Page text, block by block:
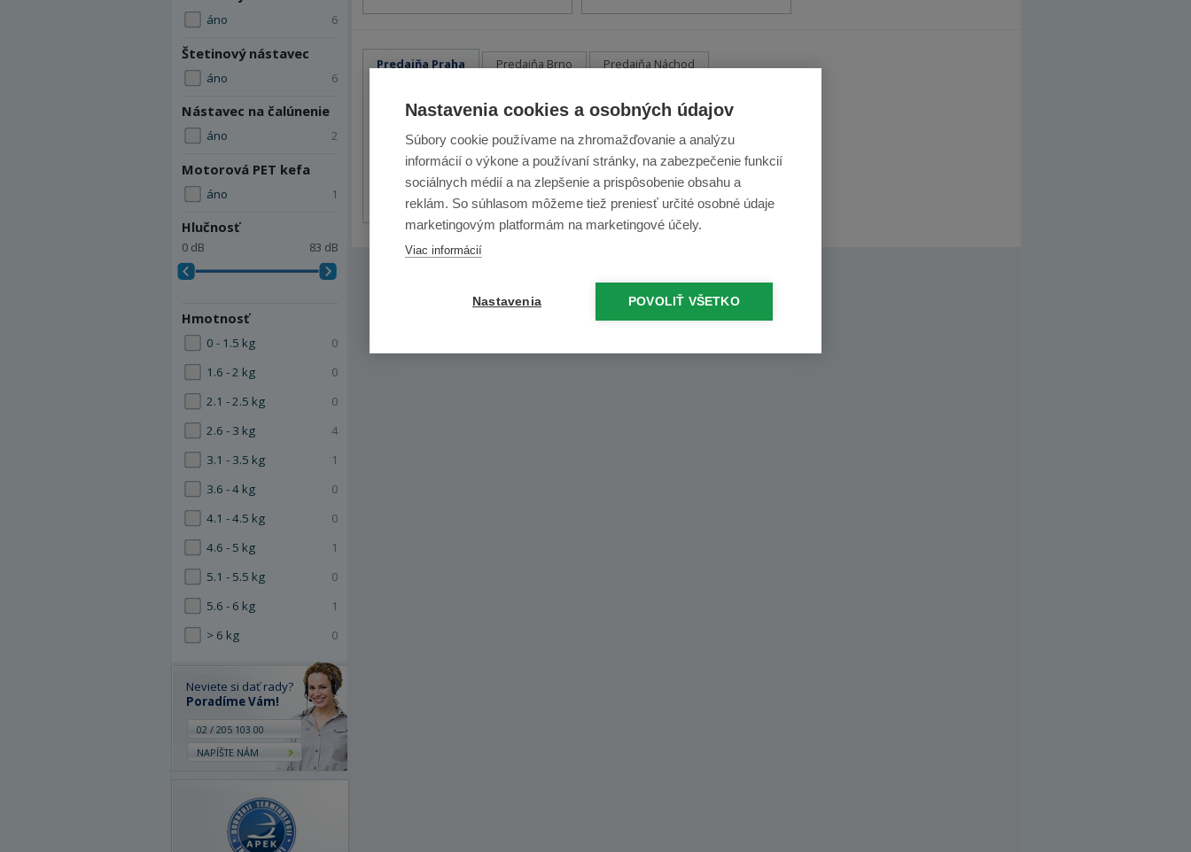
áno 6
Štetinový nástavec
áno 6
Nástavec na čalúnenie
áno 2
Motorová PET kefa
áno 1
Hlučnosť
0 dB 83 dB
Hmotnosť
0 - 1.5 kg
0
1.6 - 2 kg
0
2.1 - 2.5 kg
0
2.6 - 3 kg
4
3.1 - 3.5 kg
1
3.6 - 4 kg
0
4.1 - 4.5 kg
0
4.6 - 5 kg
1
5.1 - 5.5 kg
0
5.6 - 6 kg
1
> 6 kg
0
Neviete si dať rady?
Poradíme Vám!
02 / 205 103 00
NAPÍŠTE NÁM
Predajňa Praha Predajňa Brno Predajňa Náchod
U Elektry
523/1 (mapa)
99% sortimentu
skladom
príjemný personál
Otváracia doba
Nastavenia cookies a osobných údajov
Súbory cookie používame na zhromažďovanie a analýzu
informácií o výkone a používaní stránky, na zabezpečenie funkcií
sociálnych médií a na zlepšenie a prispôsobenie obsahu a
reklám. So súhlasom môžeme tiež preniesť určité osobné údaje
marketingovým platformám na marketingové účely.
Viac informácií
Nastavenia POVOLIŤ VŠETKO